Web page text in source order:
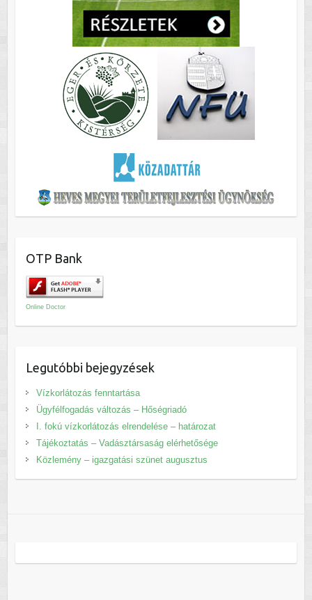
OTP Bank
Online Doctor
Legutóbbi bejegyzések
Vízkorlátozás fenntartása
Ügyfélfogadás változás – Hőségriadó
I. fokú vízkorlátozás elrendelése – határozat
Tájékoztatás – Vadásztársaság elérhetősége
Közlemény – igazgatási szünet augusztus